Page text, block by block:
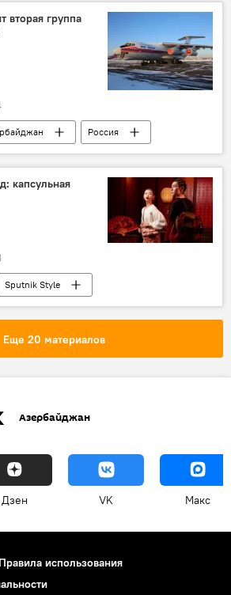
вторая группа
Россия
МЧС РФ
капсульная
Sputnik Style
Fendi одежда
Еще 20 материалов
Азербайджан
Дзен VK Макс
Правила использования